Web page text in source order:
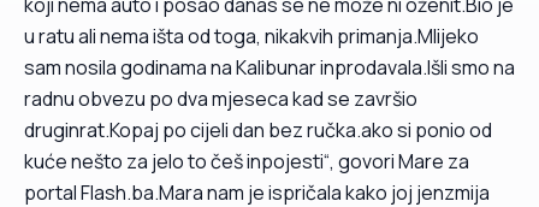
u ratu ali nema išta od toga, nikakvih primanja.Mlijeko
sam nosila godinama na Kalibunar inprodavala.Išli smo na
radnu obvezu po dva mjeseca kad se završio
druginrat.Kopaj po cijeli dan bez ručka.ako si ponio od
kuće nešto za jelo to češ inpojesti“, govori Mare za
portal Flash.ba.Mara nam je ispričala kako joj jenzmija